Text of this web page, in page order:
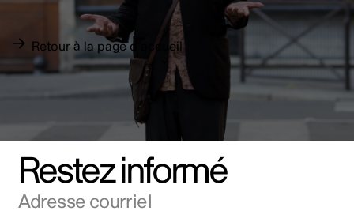
Retour à la page d'accueil
Restez informé